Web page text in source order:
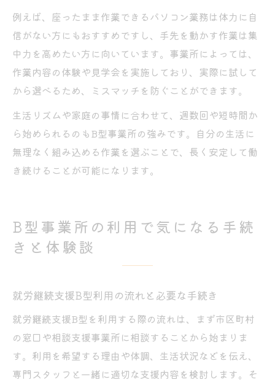
例えば、座ったまま作業できるパソコン業務は体力に自
信がない方にもおすすめですし、手先を動かす作業は集
中力を高めたい方に向いています。事業所によっては、
作業内容の体験や見学会を実施しており、実際に試して
から選べるため、ミスマッチを防ぐことができます。
生活リズムや家庭の事情に合わせて、週数回や短時間か
ら始められるのもB型事業所の強みです。自分の生活に
無理なく組み込める作業を選ぶことで、長く安定して働
き続けることが可能になります。
B型事業所の利用で気になる手続
きと体験談
就労継続支援B型利用の流れと必要な手続き
就労継続支援B型を利用する際の流れは、まず市区町村
の窓口や相談支援事業所に相談することから始まりま
す。利用を希望する理由や体調、生活状況などを伝え、
専門スタッフと一緒に適切な支援内容を検討します。そ